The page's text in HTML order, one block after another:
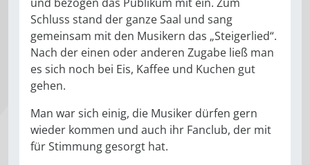
Schluss stand der ganze Saal und sang
gemeinsam mit den Musikern das „Steigerlied“.
Nach der einen oder anderen Zugabe ließ man
es sich noch bei Eis, Kaffee und Kuchen gut
gehen.
Man war sich einig, die Musiker dürfen gern
wieder kommen und auch ihr Fanclub, der mit
für Stimmung gesorgt hat.